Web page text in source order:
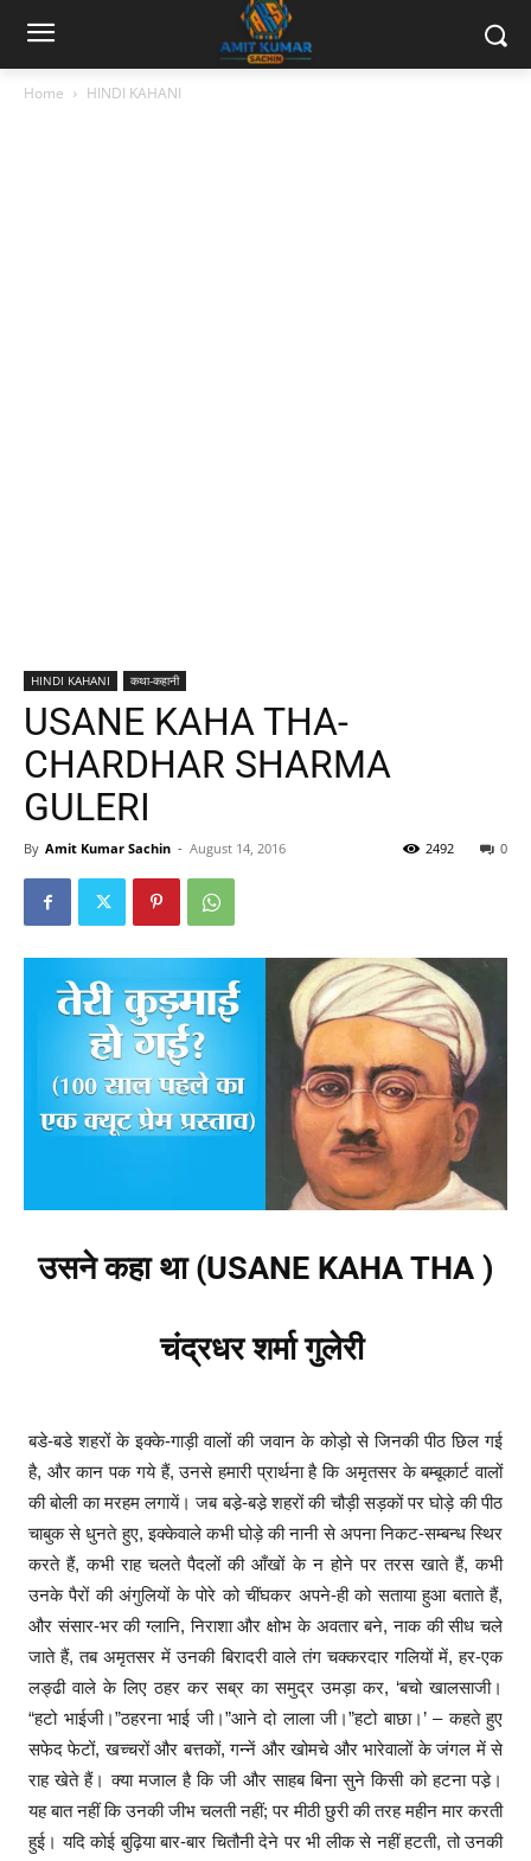
Home HINDI KAHANI
HINDI KAHANI कथा-कहानी
USANE KAHA THA-
CHARDHAR SHARMA
GULERI
By Amit Kumar Sachin - August 14, 2016 0
2492
उसने कहा था (USANE KAHA THA )
चंद्रधर शर्मा गुलेरी
बडे-बडे शहरों के इक्के-गाड़ी वालों की जवान के कोड़ो से जिनकी पीठ छिल गई
है, और कान पक गये हैं, उनसे हमारी प्रार्थना है कि अमृतसर के बम्बूकार्ट वालों
की बोली का मरहम लगायें। जब बडे़-बडे़ शहरों की चौड़ी सड़कों पर घोड़े की पीठ
चाबुक से धुनते हुए, इक्केवाले कभी घोड़े की नानी से अपना निकट-सम्बन्ध स्थिर
करते हैं, कभी राह चलते पैदलों की आँखों के न होने पर तरस खाते हैं, कभी
उनके पैरों की अंगुलियों के पोरे को चींघकर अपने-ही को सताया हुआ बताते हैं,
और संसार-भर की ग्लानि, निराशा और क्षोभ के अवतार बने, नाक की सीध चले
जाते हैं, तब अमृतसर में उनकी बिरादरी वाले तंग चक्करदार गलियों में, हर-एक
लङ्ढी वाले के लिए ठहर कर सब्र का समुद्र उमड़ा कर, ‘बचो खालसाजी।
“हटो भाईजी।”ठहरना भाई जी।”आने दो लाला जी।”हटो बाछा।’ – कहते हुए
सफेद फेटों, खच्चरों और बत्तकों, गन्नें और खोमचे और भारेवालों के जंगल में से
राह खेते हैं। क्या मजाल है कि जी और साहब बिना सुने किसी को हटना पडे़।
यह बात नहीं कि उनकी जीभ चलती नहीं; पर मीठी छुरी की तरह महीन मार करती
हुई। यदि कोई बुढ़िया बार-बार चितौनी देने पर भी लीक से नहीं हटती, तो उनकी